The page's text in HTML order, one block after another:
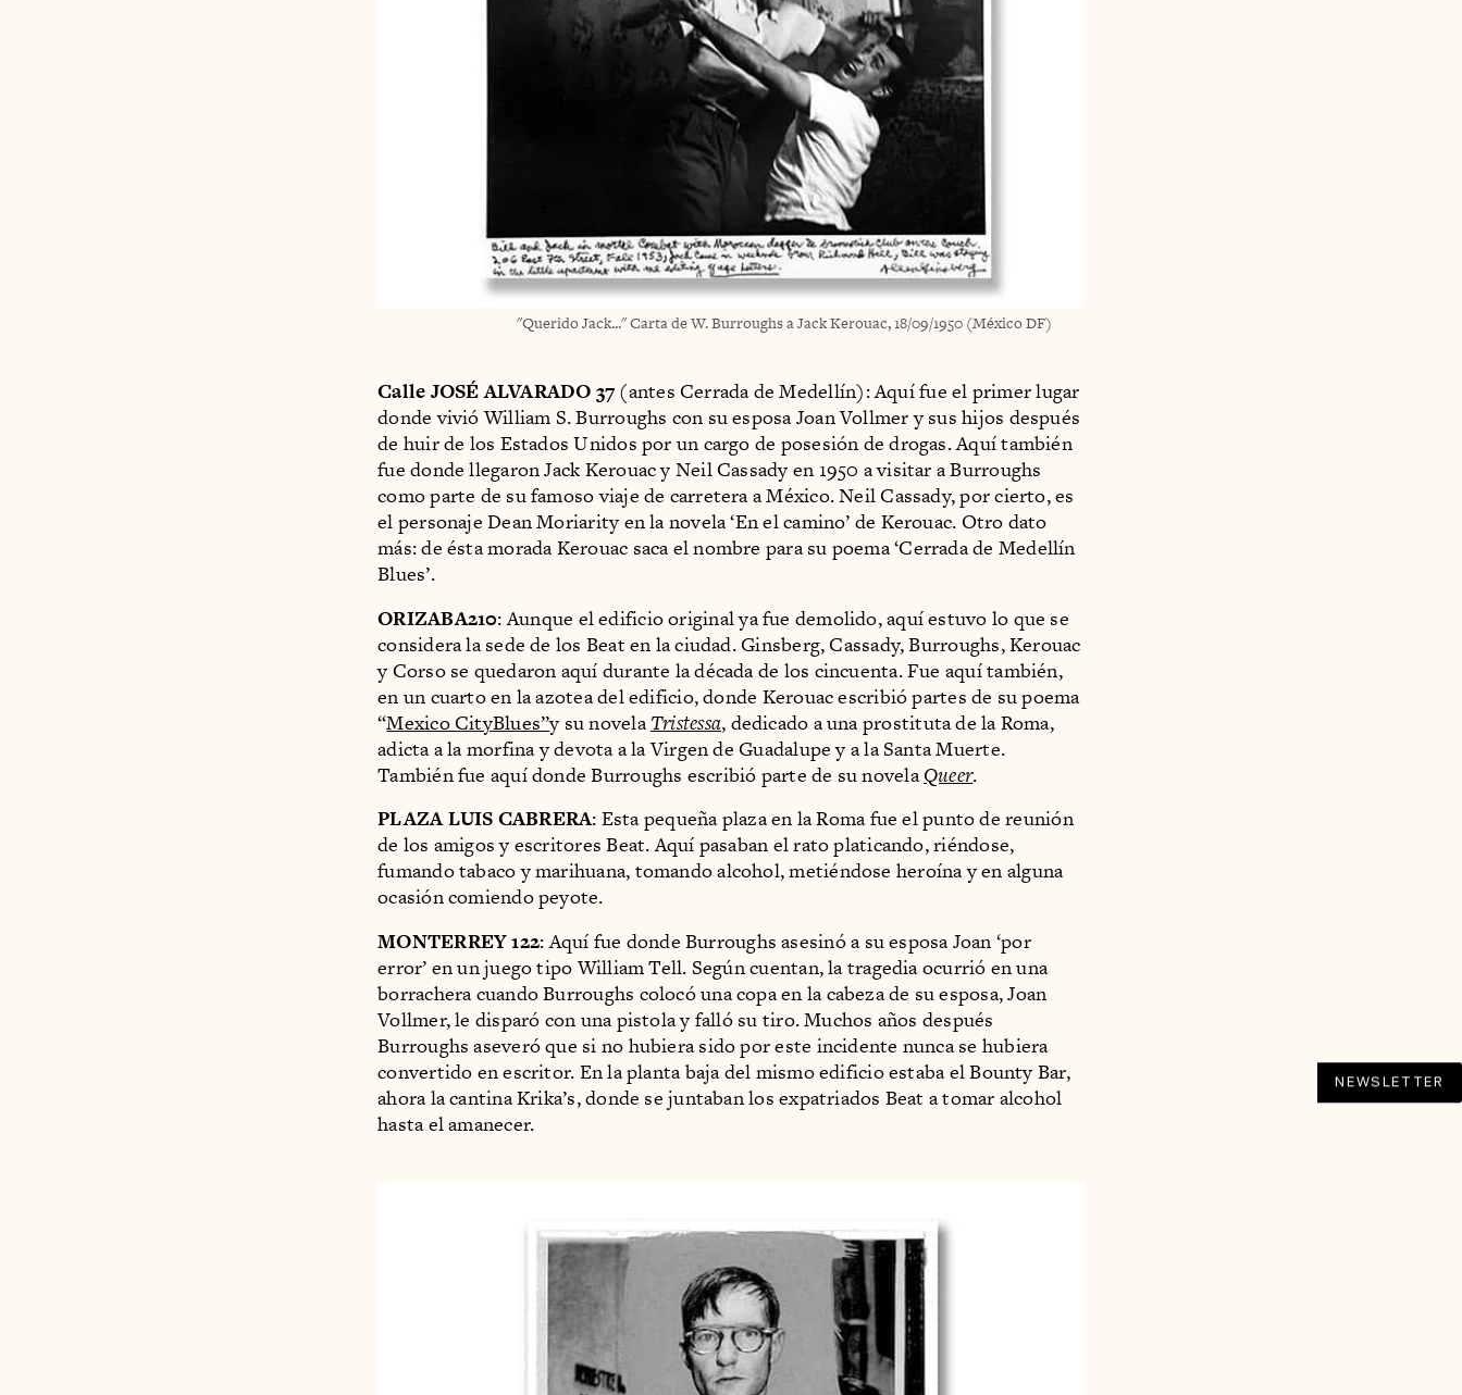
"Querido Jack..." Carta de W. Burroughs a Jack Kerouac, 18/09/1950 (México DF)
Calle JOSÉ ALVARADO 37 (antes Cerrada de Medellín): Aquí fue el primer lugar
donde vivió William S. Burroughs con su esposa Joan Vollmer y sus hijos después
de huir de los Estados Unidos por un cargo de posesión de drogas. Aquí también
fue donde llegaron Jack Kerouac y Neil Cassady en 1950 a visitar a Burroughs
como parte de su famoso viaje de carretera a México. Neil Cassady, por cierto, es
el personaje Dean Moriarity en la novela ‘En el camino’ de Kerouac. Otro dato
más: de ésta morada Kerouac saca el nombre para su poema ‘Cerrada de Medellín
Blues’.
ORIZABA210: Aunque el edificio original ya fue demolido, aquí estuvo lo que se
considera la sede de los Beat en la ciudad. Ginsberg, Cassady, Burroughs, Kerouac
y Corso se quedaron aquí durante la década de los cincuenta. Fue aquí también,
en un cuarto en la azotea del edificio, donde Kerouac escribió partes de su poema
“Mexico CityBlues”y su novelaTristessa, dedicado a una prostituta de la Roma,
adicta a la morfina y devota a la Virgen de Guadalupe y a la Santa Muerte.
También fue aquí donde Burroughs escribió parte de su novelaQueer.
PLAZA LUIS CABRERA: Esta pequeña plaza en la Roma fue el punto de reunión
de los amigos y escritores Beat. Aquí pasaban el rato platicando, riéndose,
fumando tabaco y marihuana, tomando alcohol, metiéndose heroína y en alguna
ocasión comiendo peyote.
MONTERREY 122: Aquí fue donde Burroughs asesinó a su esposa Joan ‘por
error’ en un juego tipo William Tell. Según cuentan, la tragedia ocurrió en una
borrachera cuando Burroughs colocó una copa en la cabeza de su esposa, Joan
Vollmer, le disparó con una pistola y falló su tiro. Muchos años después
Burroughs aseveró que si no hubiera sido por este incidente nunca se hubiera
convertido en escritor. En la planta baja del mismo edificio estaba el Bounty Bar,
ahora la cantina Krika’s, donde se juntaban los expatriados Beat a tomar alcohol
hasta el amanecer.
NEWSLETTER